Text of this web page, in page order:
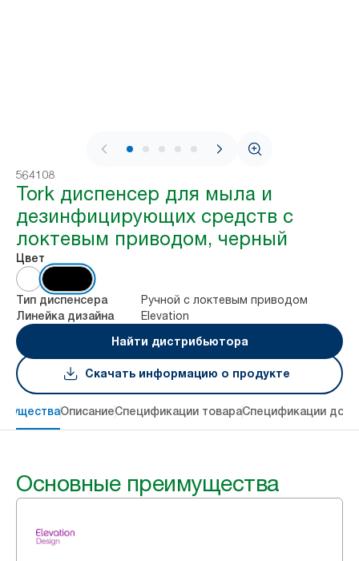
1 / 6
564108
Tork диспенсер для мыла и
дезинфицирующих средств с
локтевым приводом, черный
Цвет
Тип диспенсера Ручной с локтевым приводом
Линейка дизайна
Elevation
Найти дистрибьютора
Скачать информацию о продукте
ОписаниеСпецификации товараСпецификации
Основные преимущества